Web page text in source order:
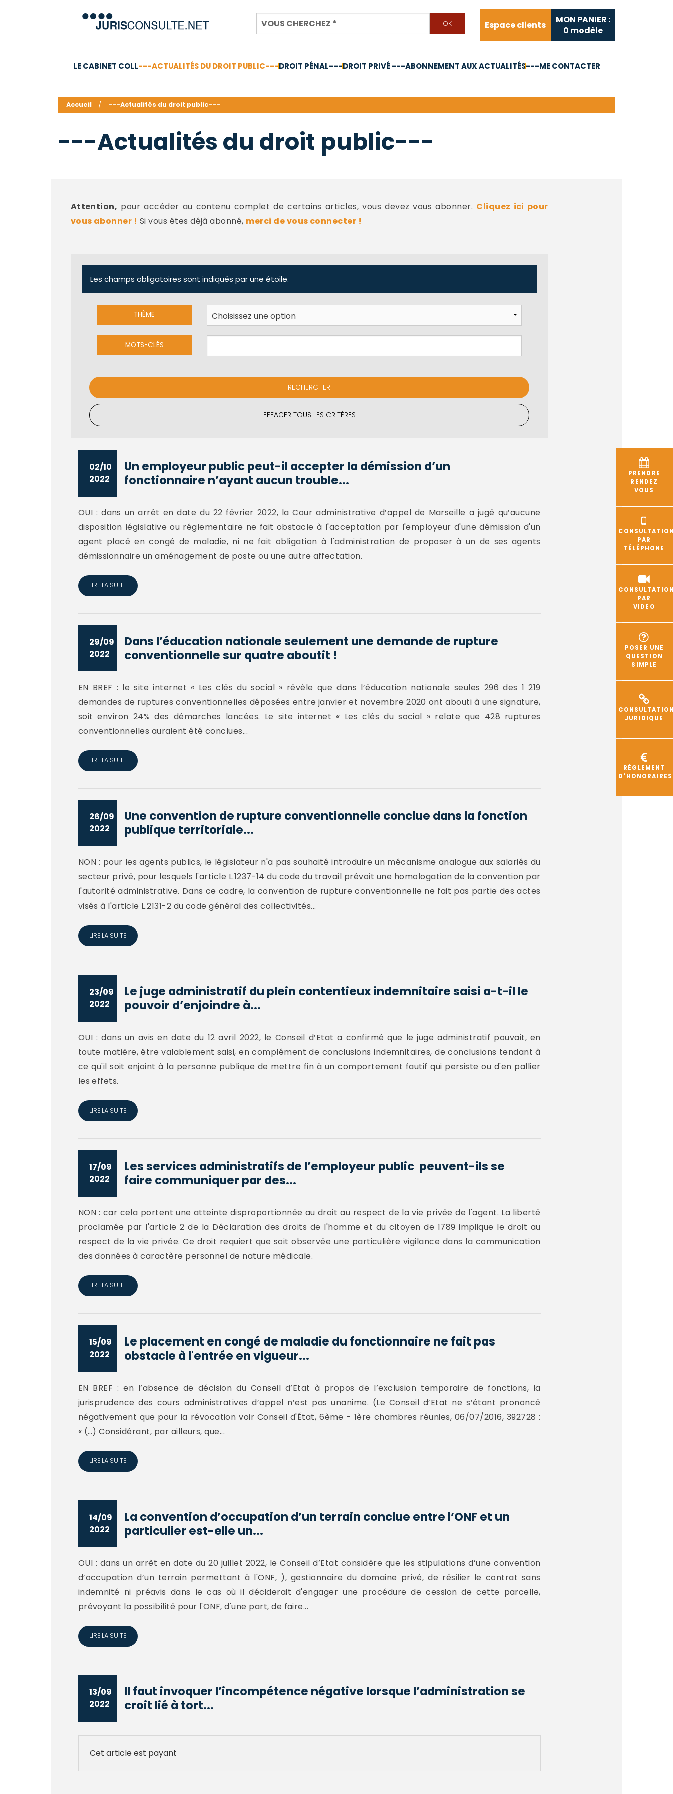
Espace clients
MON PANIER :
0 modèle
LE CABINET COLL---ACTUALITÉS DU DROIT PUBLIC---DROIT PÉNAL---DROIT PRIVÉ ---ABONNEMENT AUX ACTUALITÉS---ME CONTACTER
PRENDRE
RENDEZ
VOUS
PAR
TÉLÉPHONE
PAR
VIDEO
POSER UNE
QUESTION
SIMPLE
JURIDIQUE
RÈGLEMENT
D'HONORAIRES
Accueil ---Actualités du droit public---
---Actualités du droit public---
Attention, pour accéder au contenu complet de certains articles, vous devez vous abonner. Cliquez ici pour
vous abonner ! Si vous êtes déjà abonné, merci de vous connecter !
Les champs obligatoires sont indiqués par une étoile.
THÈME
MOTS-CLÉS
EFFACER TOUS LES CRITÈRES
02/10
2022
Un employeur public peut-il accepter la démission d’un
fonctionnaire n’ayant aucun trouble...
OUI : dans un arrêt en date du 22 février 2022, la Cour administrative d’appel de Marseille a jugé qu’aucune
disposition législative ou réglementaire ne fait obstacle à l'acceptation par l'employeur d'une démission d'un
agent placé en congé de maladie, ni ne fait obligation à l'administration de proposer à un de ses agents
démissionnaire un aménagement de poste ou une autre affectation.
LIRE LA SUITE
29/09
2022
Dans l’éducation nationale seulement une demande de rupture
conventionnelle sur quatre aboutit !
EN BREF : le site internet « Les clés du social » révèle que dans l’éducation nationale seules 296 des 1 219
demandes de ruptures conventionnelles déposées entre janvier et novembre 2020 ont abouti à une signature,
soit environ 24% des démarches lancées. Le site internet « Les clés du social » relate que 428 ruptures
conventionnelles auraient été conclues...
LIRE LA SUITE
26/09
2022
Une convention de rupture conventionnelle conclue dans la fonction
publique territoriale...
NON : pour les agents publics, le législateur n'a pas souhaité introduire un mécanisme analogue aux salariés du
secteur privé, pour lesquels l'article L.1237-14 du code du travail prévoit une homologation de la convention par
l'autorité administrative. Dans ce cadre, la convention de rupture conventionnelle ne fait pas partie des actes
visés à l'article L.2131-2 du code général des collectivités...
LIRE LA SUITE
23/09
2022
Le juge administratif du plein contentieux indemnitaire saisi a-t-il le
pouvoir d’enjoindre à...
OUI : dans un avis en date du 12 avril 2022, le Conseil d’Etat a confirmé que le juge administratif pouvait, en
toute matière, être valablement saisi, en complément de conclusions indemnitaires, de conclusions tendant à
ce qu'il soit enjoint à la personne publique de mettre fin à un comportement fautif qui persiste ou d'en pallier
les effets.
LIRE LA SUITE
17/09
2022
Les services administratifs de l’employeur public peuvent-ils se
faire communiquer par des...
NON : car cela portent une atteinte disproportionnée au droit au respect de la vie privée de l'agent. La liberté
proclamée par l'article 2 de la Déclaration des droits de l'homme et du citoyen de 1789 implique le droit au
respect de la vie privée. Ce droit requiert que soit observée une particulière vigilance dans la communication
des données à caractère personnel de nature médicale.
LIRE LA SUITE
15/09
2022
Le placement en congé de maladie du fonctionnaire ne fait pas
obstacle à l'entrée en vigueur...
EN BREF : en l’absence de décision du Conseil d’Etat à propos de l’exclusion temporaire de fonctions, la
jurisprudence des cours administratives d’appel n’est pas unanime. (Le Conseil d’Etat ne s’étant prononcé
négativement que pour la révocation voir Conseil d'État, 6ème - 1ère chambres réunies, 06/07/2016, 392728 :
« (…) Considérant, par ailleurs, que...
LIRE LA SUITE
14/09
2022
La convention d’occupation d’un terrain conclue entre l’ONF et un
particulier est-elle un...
OUI : dans un arrêt en date du 20 juillet 2022, le Conseil d’Etat considère que les stipulations d’une convention
d’occupation d’un terrain permettant à l'ONF, ), gestionnaire du domaine privé, de résilier le contrat sans
indemnité ni préavis dans le cas où il déciderait d'engager une procédure de cession de cette parcelle,
prévoyant la possibilité pour l'ONF, d'une part, de faire...
LIRE LA SUITE
13/09
2022
Il faut invoquer l’incompétence négative lorsque l’administration se
croit lié à tort...
Cet article est payant